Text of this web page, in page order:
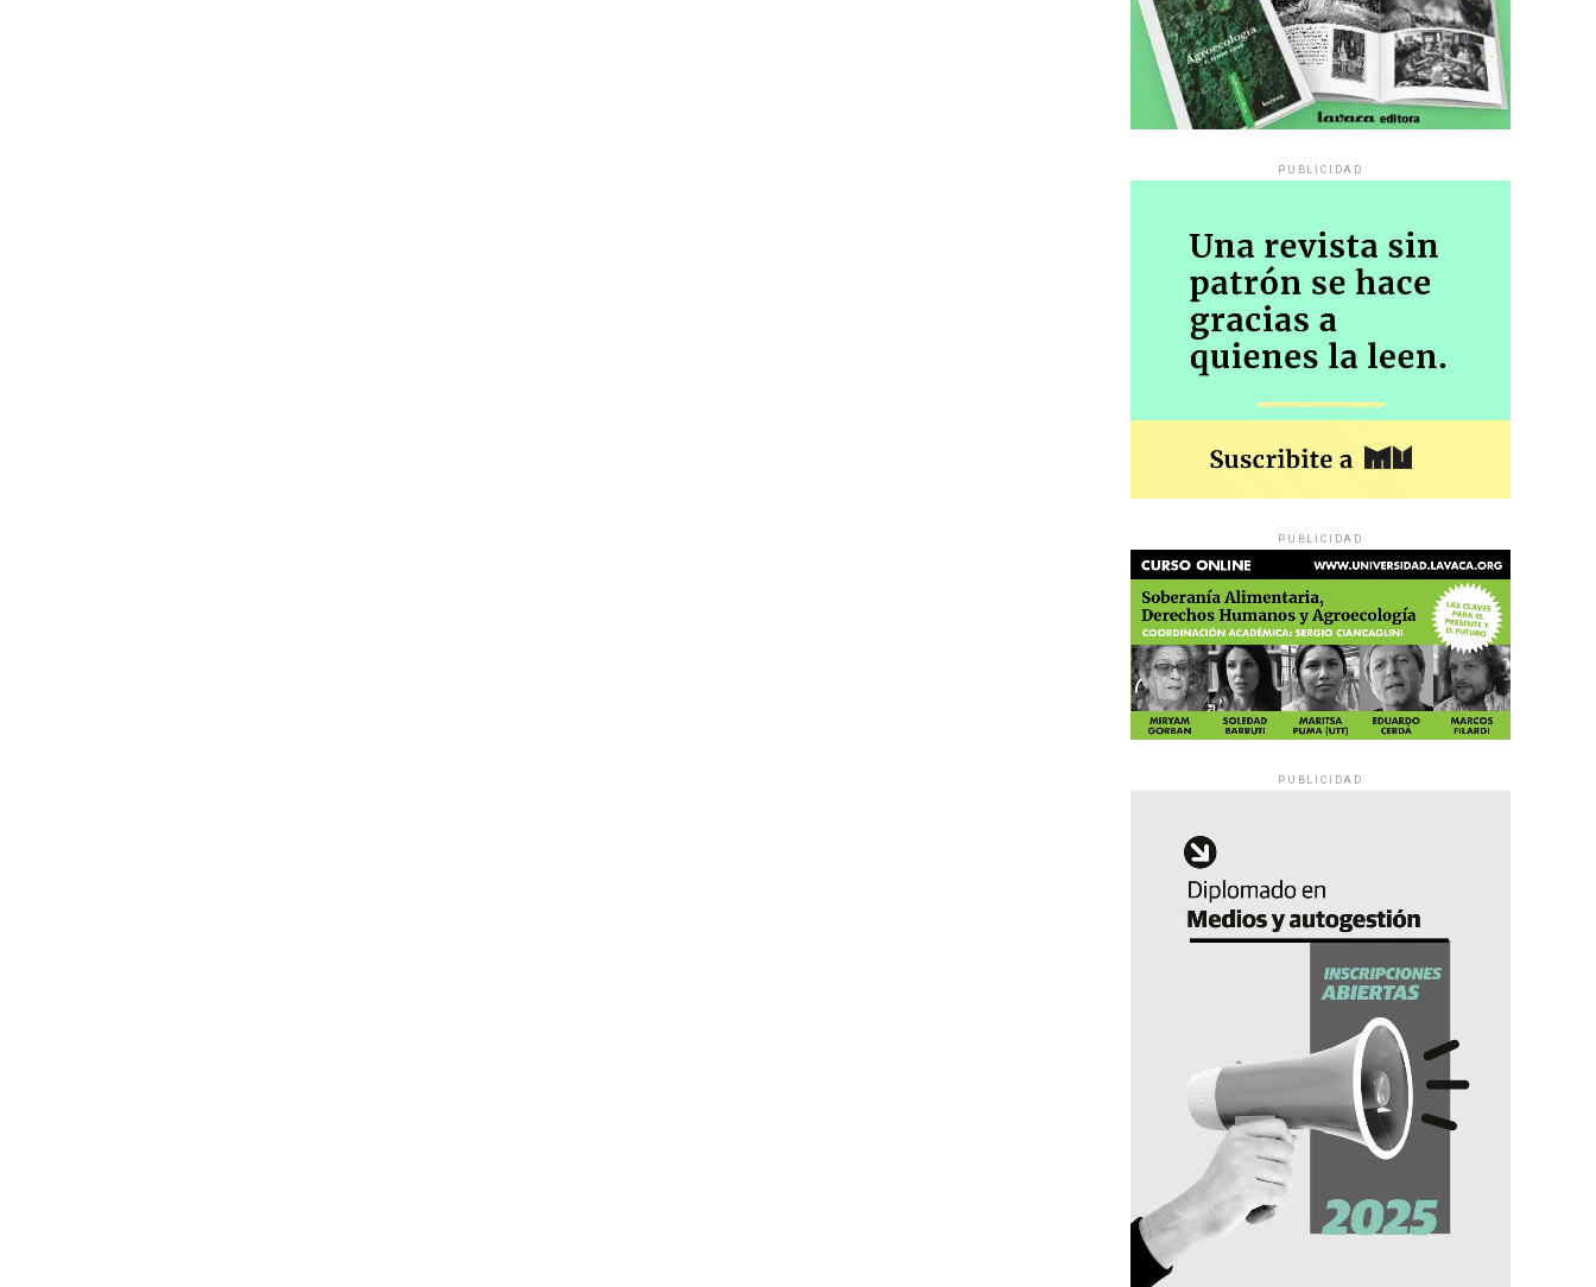
PUBLICIDAD
PUBLICIDAD
PUBLICIDAD